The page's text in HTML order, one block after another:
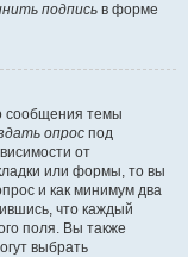
подпись в форме
сообщения темы
опрос под
от
или формы, то вы
и как минимум два
что каждый
поля. Вы также
выбрать